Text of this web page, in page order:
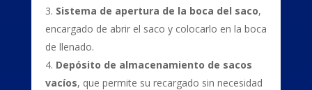
Sistema de apertura de la boca del saco,
encargado de abrir el saco y colocarlo en la boca
de llenado.
Depósito de almacenamiento de sacos
vacíos, que permite su recargado sin necesidad